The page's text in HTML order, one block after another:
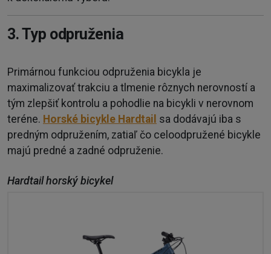
3. Typ odpruženia
Primárnou funkciou odpruženia bicykla je
maximalizovať trakciu a tlmenie rôznych nerovností a
tým zlepšiť kontrolu a pohodlie na bicykli v nerovnom
teréne. Horské bicykle Hardtail sa dodávajú iba s
predným odpružením, zatiaľ čo celoodpružené bicykle
majú predné a zadné odpruženie.
Hardtail horský bicykel